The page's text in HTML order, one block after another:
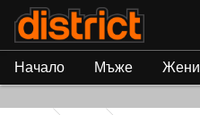
Начало Мъже Жени